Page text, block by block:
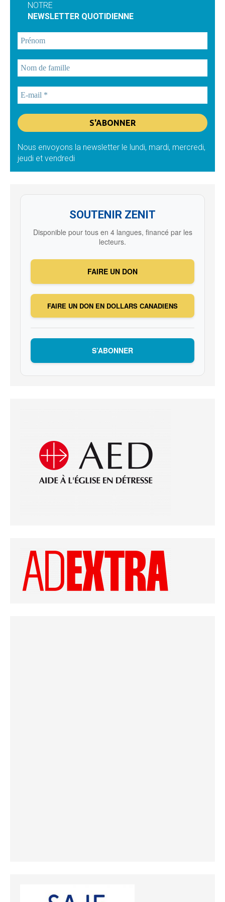
NOTRE
NEWSLETTER QUOTIDIENNE
Nous envoyons la newsletter le lundi, mardi, mercredi,
jeudi et vendredi
SOUTENIR ZENIT
Disponible pour tous en 4 langues, financé par les
lecteurs.
FAIRE UN DON
FAIRE UN DON EN DOLLARS CANADIENS
S’ABONNER